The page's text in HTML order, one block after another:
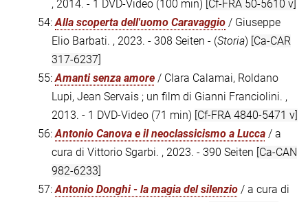
, 2014. - 1 DVD-Video (100 min) [Cf-FRA 50-5610 v]
54:Alla scoperta dell'uomo Caravaggio / Giuseppe
Elio Barbati. , 2023. - 308 Seiten - (Storia) [Ca-CAR
317-6237]
55:Amanti senza amore / Clara Calamai, Roldano
Lupi, Jean Servais ; un film di Gianni Franciolini. ,
2013. - 1 DVD-Video (71 min) [Cf-FRA 4840-5471 v]
56:Antonio Canova e il neoclassicismo a Lucca / a
cura di Vittorio Sgarbi. , 2023. - 390 Seiten [Ca-CAN
982-6233]
57:Antonio Donghi - la magia del silenzio / a cura di